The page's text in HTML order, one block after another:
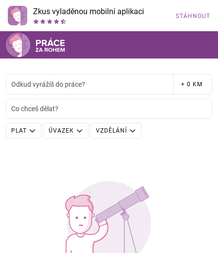
Zkus vyladěnou mobilní aplikaci STÁHNOUT
Odkud vyrážíš do práce? + 0 KM
Co chceš dělat?
PLAT ÚVAZEK VZDĚLÁNÍ